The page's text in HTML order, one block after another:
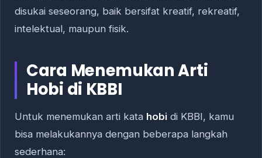
disukai seseorang, baik bersifat kreatif, rekreatif,
intelektual, maupun fisik.
Cara Menemukan Arti
Hobi di KBBI
Untuk menemukan arti kata hobi di KBBI, kamu
bisa melakukannya dengan beberapa langkah
sederhana: